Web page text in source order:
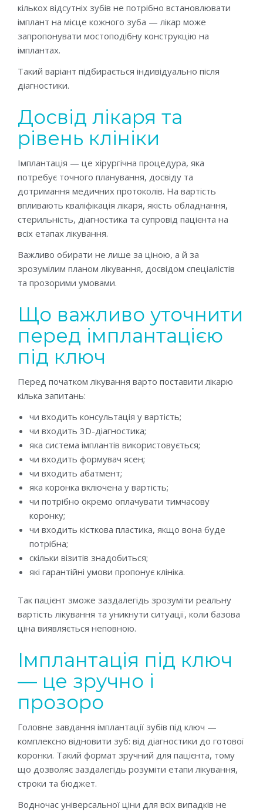
кількох відсутніх зубів не потрібно встановлювати
імплант на місце кожного зуба — лікар може
запропонувати мостоподібну конструкцію на
імплантах.
Такий варіант підбирається індивідуально після
діагностики.
Досвід лікаря та
рівень клініки
Імплантація — це хірургічна процедура, яка
потребує точного планування, досвіду та
дотримання медичних протоколів. На вартість
впливають кваліфікація лікаря, якість обладнання,
стерильність, діагностика та супровід пацієнта на
всіх етапах лікування.
Важливо обирати не лише за ціною, а й за
зрозумілим планом лікування, досвідом спеціалістів
та прозорими умовами.
Що важливо уточнити
перед імплантацією
під ключ
Перед початком лікування варто поставити лікарю
кілька запитань:
чи входить консультація у вартість;
чи входить 3D-діагностика;
яка система імплантів використовується;
чи входить формувач ясен;
чи входить абатмент;
яка коронка включена у вартість;
чи потрібно окремо оплачувати тимчасову
коронку;
чи входить кісткова пластика, якщо вона буде
потрібна;
скільки візитів знадобиться;
які гарантійні умови пропонує клініка.
Так пацієнт зможе заздалегідь зрозуміти реальну
вартість лікування та уникнути ситуації, коли базова
ціна виявляється неповною.
Імплантація під ключ
— це зручно і
прозоро
Головне завдання імплантації зубів під ключ —
комплексно відновити зуб: від діагностики до готової
коронки. Такий формат зручний для пацієнта, тому
що дозволяє заздалегідь розуміти етапи лікування,
строки та бюджет.
Водночас універсальної ціни для всіх випадків не